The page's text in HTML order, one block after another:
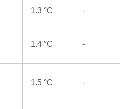
1.3 °C -
1.4 °C -
1.5 °C -